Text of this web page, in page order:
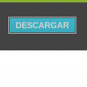
DESCARGAR